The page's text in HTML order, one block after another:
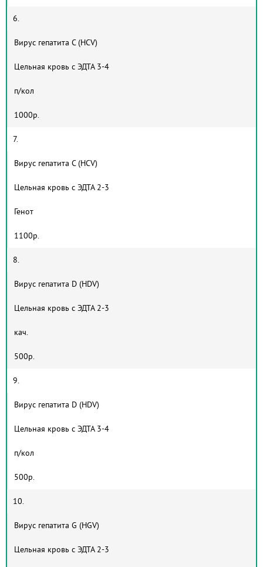
6.
Вирус гепатита С (HCV)
Цельная кровь с ЭДТА 3-4
п/кол
1000р.
7.
Вирус гепатита С (HCV)
Цельная кровь с ЭДТА 2-3
Генот
1100р.
8.
Вирус гепатита D (HDV)
Цельная кровь с ЭДТА 2-3
кач.
500р.
9.
Вирус гепатита D (HDV)
Цельная кровь с ЭДТА 3-4
п/кол
500р.
10.
Вирус гепатита G (HGV)
Цельная кровь с ЭДТА 2-3